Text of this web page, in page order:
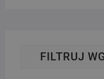
FILTRUJ